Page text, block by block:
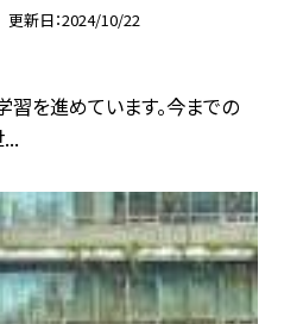
更新日 2024/10/22
習を進めています。今までの